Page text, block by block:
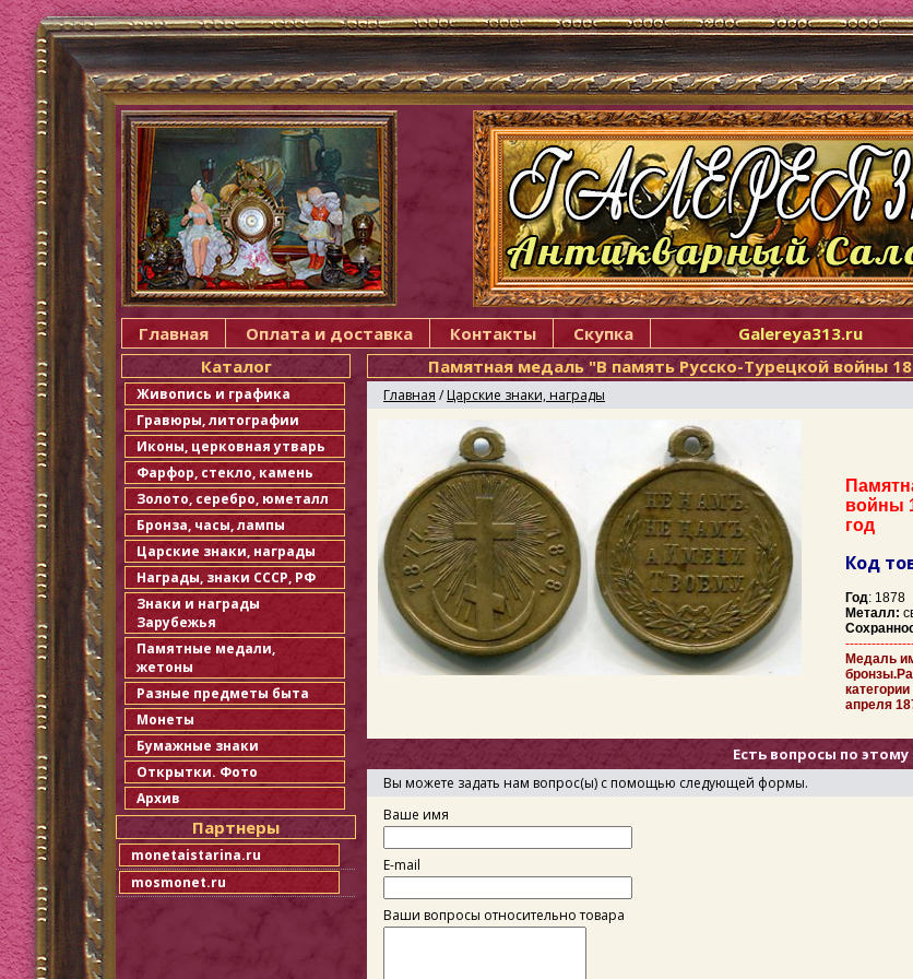
Главная Оплата и доставка Контакты Скупка
Galereya313.ru
Каталог
Живопись и графика
Гравюры, литографии
Иконы, церковная утварь
Фарфор, стекло, камень
Золото, серебро, юметалл
Бронза, часы, лампы
Царские знаки, награды
Награды, знаки СССР, РФ
Знаки и награды
Зарубежья
Памятные медали,
жетоны
Разные предметы быта
Монеты
Бумажные знаки
Открытки. Фото
Архив
Партнеры
monetaistarina.ru
mosmonet.ru
Памятная медаль "В память Русско-Турецкой войны
Главная / Царские знаки, награды
войны
год
Код
Год: 1878
Металл:
Медаль
апреля
Есть вопросы по этому
Вы можете задать нам вопрос(ы) с помощью следующей формы.
Ваше имя
E-mail
Ваши вопросы относительно товара